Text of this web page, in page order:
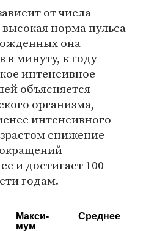
от числа
норма пульса
она
в минуту, к году
интенсивное
объясняется
организма,
интенсивного
снижение
и достигает 100
годам.
Мак­си­
мум
Сред­нее